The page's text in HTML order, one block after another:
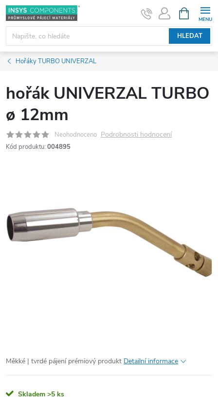
Přejít
na
obsah
HLEDAT
NÁKUPNÍ
KOŠÍK
Hořáky TURBO UNIVERZAL
hořák UNIVERZAL TURBO
ø 12mm
Neohodnoceno Podrobnosti hodnocení
Kód produktu: 004895
Měkké | tvrdé pájení prémiový produkt Detailní informace
Skladem >5 ks